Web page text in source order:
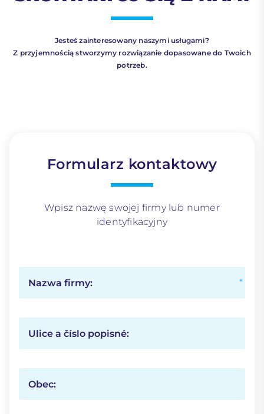
Jesteś zainteresowany naszymi usługami?
Z przyjemnością stworzymy rozwiązanie dopasowane do Twoich
potrzeb.
Formularz kontaktowy
Wpisz nazwę swojej firmy lub numer
identyfikacyjny
Nazwa firmy:
Ulice a číslo popisné:
Obec: